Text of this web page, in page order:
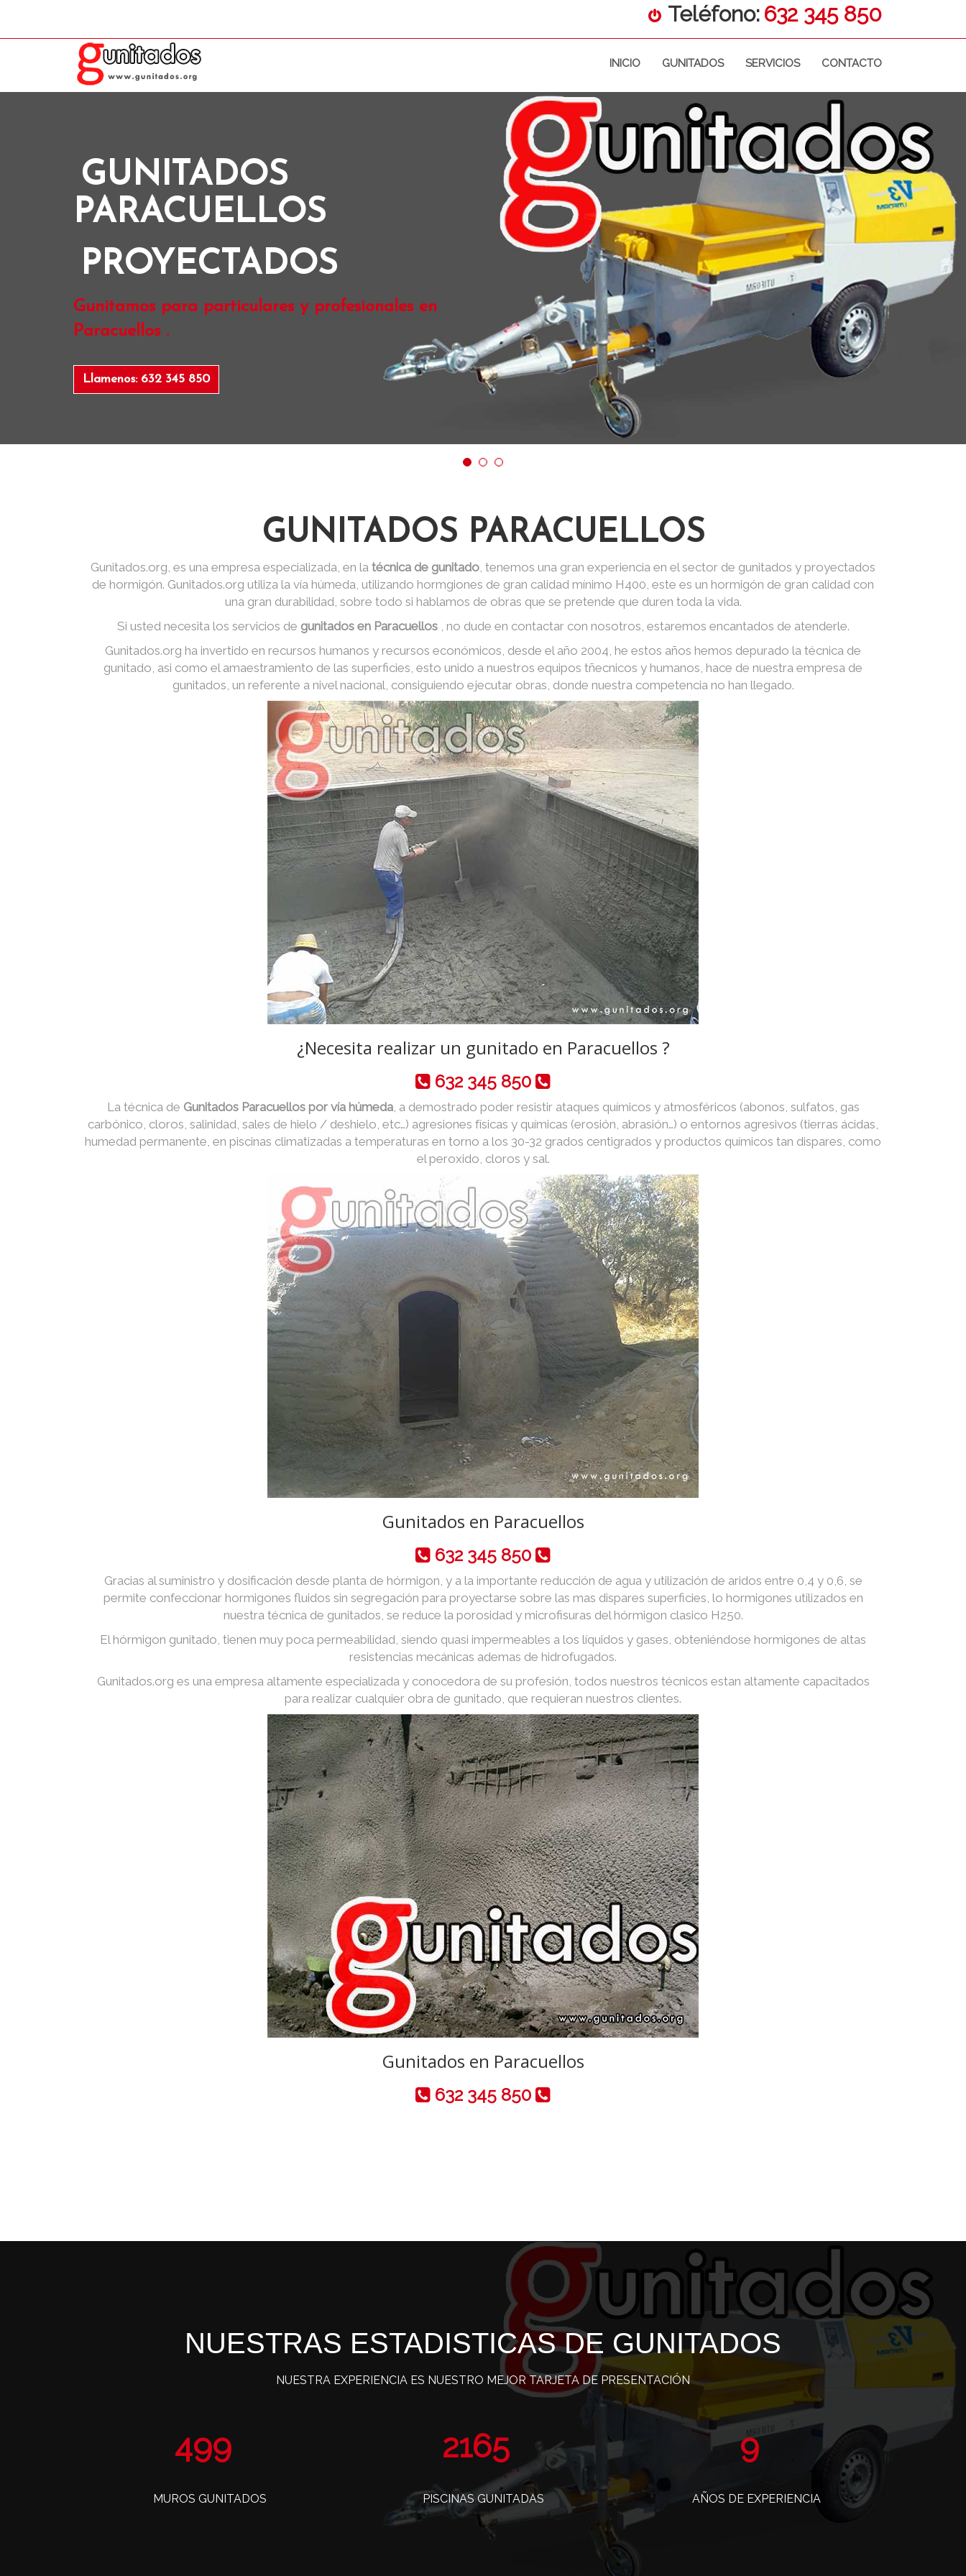
Teléfono: 632 345 850
INICIO GUNITADOS SERVICIOS CONTACTO
GUNITADOS
PARACUELLOS
PROYECTADOS
Gunitamos para particulares y profesionales en
Paracuellos .
Llamenos: 632 345 850
GUNITADOS PARACUELLOS
Gunitados.org, es una empresa especializada, en la técnica de gunitado, tenemos una gran experiencia en el sector de gunitados y proyectados
de hormigón. Gunitados.org utiliza la vía húmeda, utilizando hormgiones de gran calidad mínimo H400, este es un hormigón de gran calidad con
una gran durabilidad, sobre todo si hablamos de obras que se pretende que duren toda la vida.
Si usted necesita los servicios de gunitados en Paracuellos , no dude en contactar con nosotros, estaremos encantados de atenderle.
Gunitados.org ha invertido en recursos humanos y recursos económicos, desde el año 2004, he estos años hemos depurado la técnica de
gunitado, asi como el amaestramiento de las superficies, esto unido a nuestros equipos tñecnicos y humanos, hace de nuestra empresa de
gunitados, un referente a nivel nacional, consiguiendo ejecutar obras, donde nuestra competencia no han llegado.
¿Necesita realizar un gunitado en Paracuellos ?
632 345 850
La técnica de Gunitados Paracuellos por vía húmeda, a demostrado poder resistir ataques químicos y atmosféricos (abonos, sulfatos, gas
carbónico, cloros, salinidad, sales de hielo / deshielo, etc…) agresiones físicas y químicas (erosión, abrasión…) o entornos agresivos (tierras ácidas,
humedad permanente, en piscinas climatizadas a temperaturas en torno a los 30-32 grados centigrados y productos químicos tan dispares, como
el peroxido, cloros y sal.
Gunitados en Paracuellos
632 345 850
Gracias al suministro y dosificación desde planta de hórmigon, y a la importante reducción de agua y utilización de aridos entre 0,4 y 0,6, se
permite confeccionar hormigones fluidos sin segregación para proyectarse sobre las mas dispares superficies, lo hormigones utilizados en
nuestra técnica de gunitados, se reduce la porosidad y microfisuras del hórmigon clasico H250.
El hórmigon gunitado, tienen muy poca permeabilidad, siendo quasi impermeables a los líquidos y gases, obteniéndose hormigones de altas
resistencias mecánicas ademas de hidrofugados.
Gunitados.org es una empresa altamente especializada y conocedora de su profesión, todos nuestros técnicos estan altamente capacitados
para realizar cualquier obra de gunitado, que requieran nuestros clientes.
Gunitados en Paracuellos
632 345 850
NUESTRAS ESTADISTICAS DE GUNITADOS
NUESTRA EXPERIENCIA ES NUESTRO MEJOR TARJETA DE PRESENTACIÓN
799
MUROS GUNITADOS
3467
PISCINAS GUNITADAS
15
AÑOS DE EXPERIENCIA